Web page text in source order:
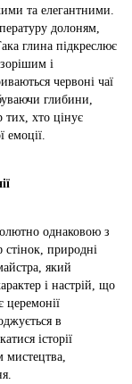
та елегантними.
долоням,
глина підкреслює
і
червоні чаї
глибини,
тих, хто цінує
однаковою з
природні
який
і настрій, що
церемонії
в
історії